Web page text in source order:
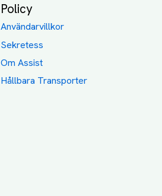
Policy
Användarvillkor
Sekretess
Om Assist
Hållbara Transporter